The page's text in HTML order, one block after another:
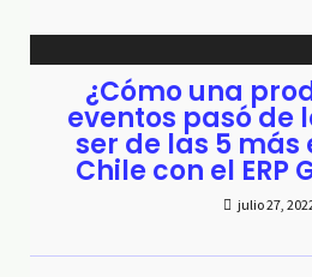
¿Cómo una
eventos pasó de
ser de las 5 más
Chile con el ERP
julio 27,